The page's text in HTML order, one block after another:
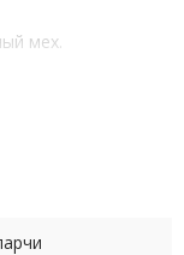
мех.
из парчи.
лентами,